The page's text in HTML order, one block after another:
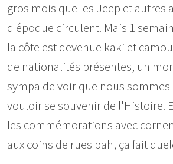
gros mois que les Jeep et autres
d'époque circulent. Mais 1
la côte est devenue kaki et
de nationalités présentes, un
sympa de voir que nous sommes
vouloir se souvenir de l'Histoire.
les commémorations avec
aux coins de rues bah, ça fait